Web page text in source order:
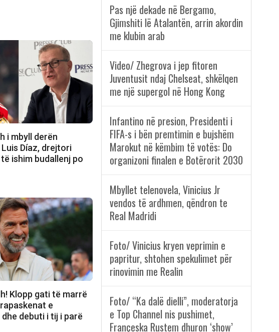
i mbyll derën
Díaz, drejtori
ishim budallenj po
Klopp gati të marrë
e
debuti i tij i parë
Pas një dekade në Bergamo,
Gjimshiti lë Atalantën, arrin akordin
me klubin arab
Video/ Zhegrova i jep fitoren
Juventusit ndaj Chelseat, shkëlqen
me një supergol në Hong Kong
Infantino në presion, Presidenti i
FIFA-s i bën premtimin e bujshëm
Marokut në këmbim të votës: Do
organizoni finalen e Botërorit 2030
Mbyllet telenovela, Vinicius Jr
vendos të ardhmen, qëndron te
Real Madridi
Foto/ Vinicius kryen veprimin e
papritur, shtohen spekulimet për
rinovimin me Realin
Foto/ “Ka dalë dielli”, moderatorja
e Top Channel nis pushimet,
Françeska Rustem dhuron ‘show’